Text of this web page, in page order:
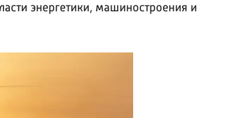
энергетики, машиностроения и